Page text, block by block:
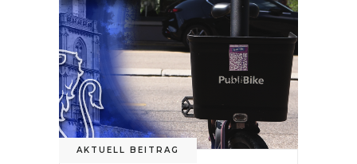
AKTUELL BEITRAG